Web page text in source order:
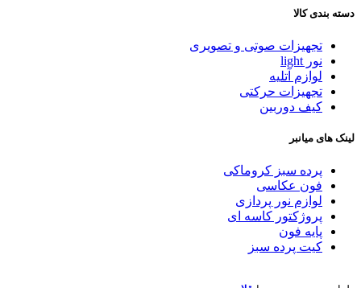
دسته بندی کالا
تجهیزات صوتی و تصویری
نور light
لوازم آتلیه
تجهیزات حرکتی
کیف دوربین
لینک های میانبر
پرده سبز کروماکی
فون عکاسی
لوازم نور پردازی
پروژکتور کاسه ای
پایه فون
کیت پرده سبز